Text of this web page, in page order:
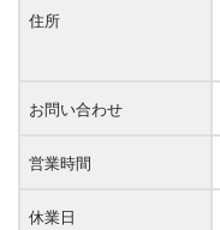
住所
お問い合わせ
営業時間
休業日